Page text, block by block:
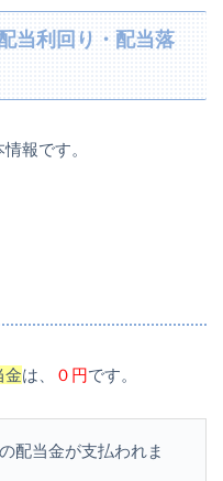
当利回り・配当落
報です。
金は、 ０円です。
の配当金が支払われま